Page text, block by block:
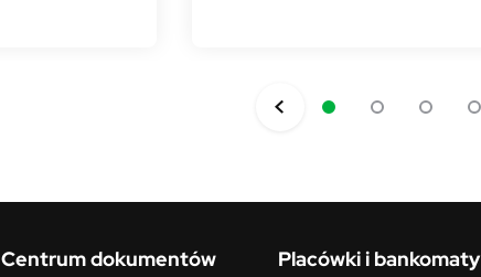
Centrum dokumentów Placówki i bankomaty